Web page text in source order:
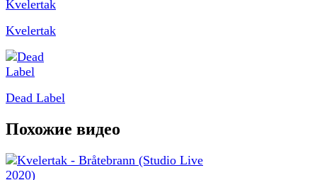
Kvelertak
Dead Label
Похожие видео